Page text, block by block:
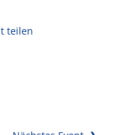
teilen